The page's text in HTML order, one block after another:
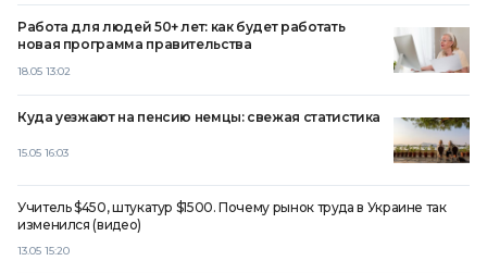
18.05 13:02
Работа для людей 50+ лет: как будет работать
новая программа правительства
15.05 16:03
Куда уезжают на пенсию немцы: свежая статистика
13.05 15:20
Учитель $450, штукатур $1500. Почему рынок труда в Украине так
изменился (видео)